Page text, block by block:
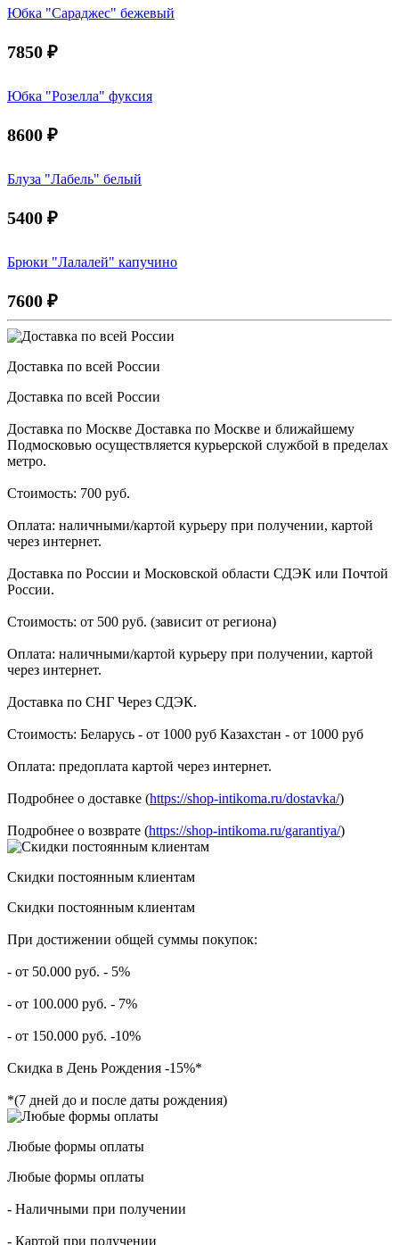
Юбка "Сараджес" бежевый
7850 ₽
Юбка "Розелла" фуксия
8600 ₽
Блуза "Лабель" белый
5400 ₽
Брюки "Лалалей" капучино
7600 ₽
Доставка по всей России
Доставка по всей России
Доставка по Москве Доставка по Москве и ближайшему
Подмосковью осуществляется курьерской службой в пределах
метро.
Стоимость: 700 руб.
Оплата: наличными/картой курьеру при получении, картой
через интернет.
Доставка по России и Московской области СДЭК или Почтой
России.
Стоимость: от 500 руб. (зависит от региона)
Оплата: наличными/картой курьеру при получении, картой
через интернет.
Доставка по СНГ Через СДЭК.
Стоимость: Беларусь - от 1000 руб Казахстан - от 1000 руб
Оплата: предоплата картой через интернет.
Подробнее о доставке (https://shop-intikoma.ru/dostavka/)
Подробнее о возврате (https://shop-intikoma.ru/garantiya/)
Скидки постоянным клиентам
Скидки постоянным клиентам
При достижении общей суммы покупок:
- от 50.000 руб. - 5%
- от 100.000 руб. - 7%
- от 150.000 руб. -10%
Скидка в День Рождения -15%*
*(7 дней до и после даты рождения)
Любые формы оплаты
Любые формы оплаты
- Наличными при получении
- Картой при получении